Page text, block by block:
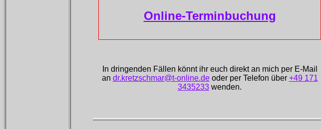
Online-Terminbuchung
In dringenden Fällen könnt ihr euch direkt an mich per E-Mail
an dr.kretzschmar@t-online.deoder per Telefon über +49 171
3435233 wenden.